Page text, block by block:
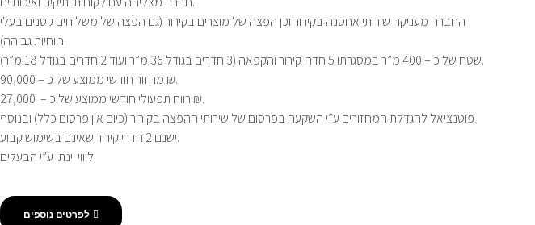
החברה מעניקה שירותי אחסנה בקירור וכן הפצה של מוצרים בקירור (גם הפצה של משלוחים קטנים בעלי
רווחיות גבוהה).
שטח של כ – 400 מ”ר במסגרתו 5 חדרי קירור והקפאה (3 חדרים בגודל 36 מ”ר ועוד 2 חדרים בגודל 18 מ”ר).
מחזור חודשי ממוצע של כ – 90,000 ₪.
רווח תפעולי חודשי ממוצע של כ – 27,000 ₪.
פוטנציאל להגדלת המחזורים ע”י השקעה בפרסום של שירותי ההפצה בקירור (כיום אין פרסום כלל) ובנוסף
ישנם 2 חדרי קירור שאינם בשימוש קבוע.
ליווי יינתן ע”י הבעלים.
לפרטים נוספים